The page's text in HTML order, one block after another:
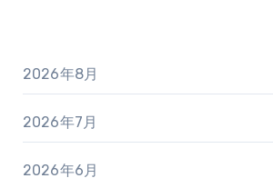
2026年8月
2026年7月
2026年6月